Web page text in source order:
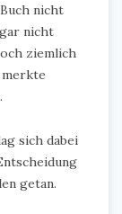
nicht
nicht
ziemlich
merkte
sich dabei
getan.